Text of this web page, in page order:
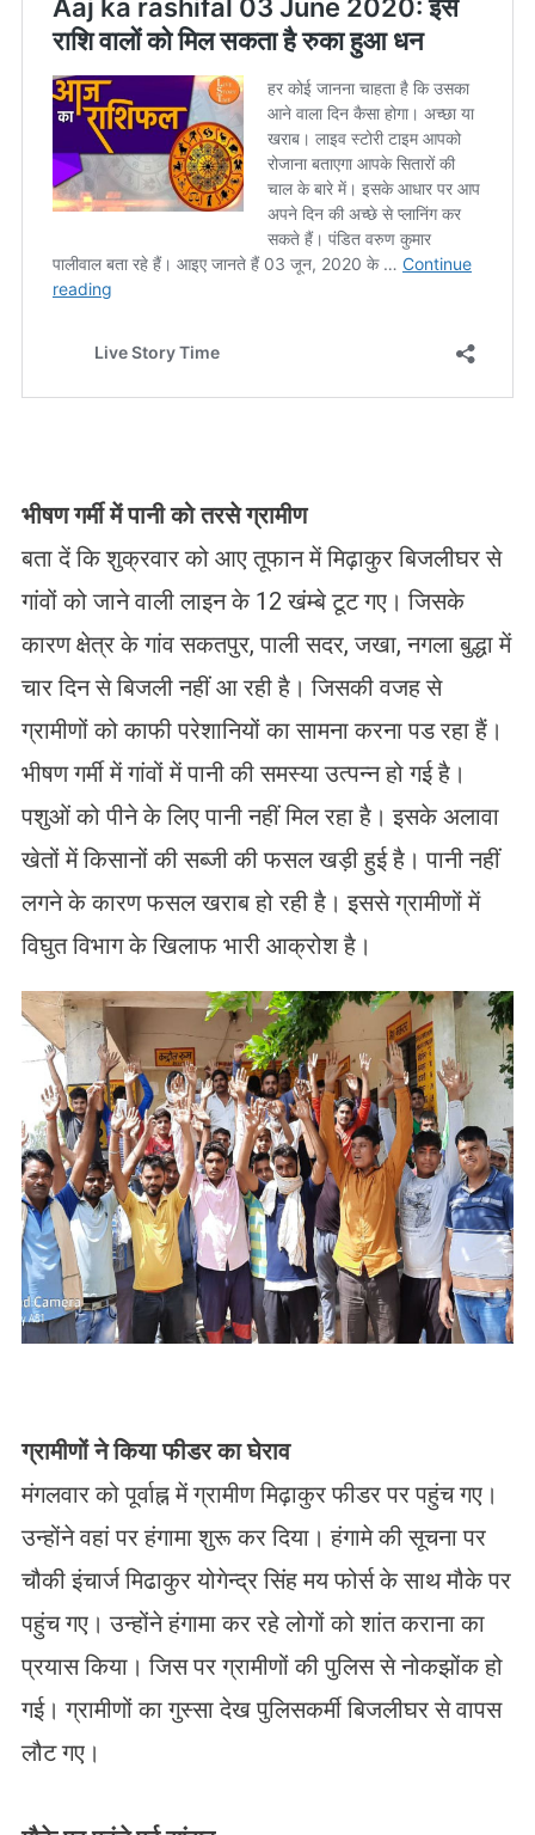
भीषण गर्मी में पानी को तरसे ग्रामीण
बता दें कि शुक्रवार को आए तूफान में मिढ़ाकुर बिजलीघर से
गांवों को जाने वाली लाइन के 12 खंम्बे टूट गए। जिसके
कारण क्षेत्र के गांव सकतपुर, पाली सदर, जखा, नगला बुद्धा में
चार दिन से बिजली नहीं आ रही है। जिसकी वजह से
ग्रामीणों को काफी परेशानियों का सामना करना पड रहा हैं।
भीषण गर्मी में गांवों में पानी की समस्या उत्पन्न हो गई है।
पशुओं को पीने के लिए पानी नहीं मिल रहा है। इसके अलावा
खेतों में किसानों की सब्जी की फसल खड़ी हुई है। पानी नहीं
लगने के कारण फसल खराब हो रही है। इससे ग्रामीणों में
विघुत विभाग के खिलाफ भारी आक्रोश है।
ग्रामीणों ने किया फीडर का घेराव
मंगलवार को पूर्वाह्न में ग्रामीण मिढ़ाकुर फीडर पर पहुंच गए।
उन्होंने वहां पर हंगामा शुरू कर दिया। हंगामे की सूचना पर
चौकी इंचार्ज मिढाकुर योगेन्द्र सिंह मय फोर्स के साथ मौके पर
पहुंच गए। उन्होंने हंगामा कर रहे लोगों को शांत कराना का
प्रयास किया। जिस पर ग्रामीणों की पुलिस से नोकझोंक हो
गई। ग्रामीणों का गुस्सा देख पुलिसकर्मी बिजलीघर से वापस
लौट गए।